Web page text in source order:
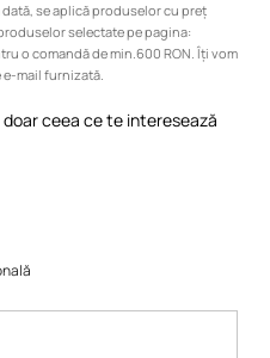
se aplică produselor cu preț
selectate pe pagina:
o comandă de min.600 RON. Îți vom
mail furnizată.
ceea ce te interesează